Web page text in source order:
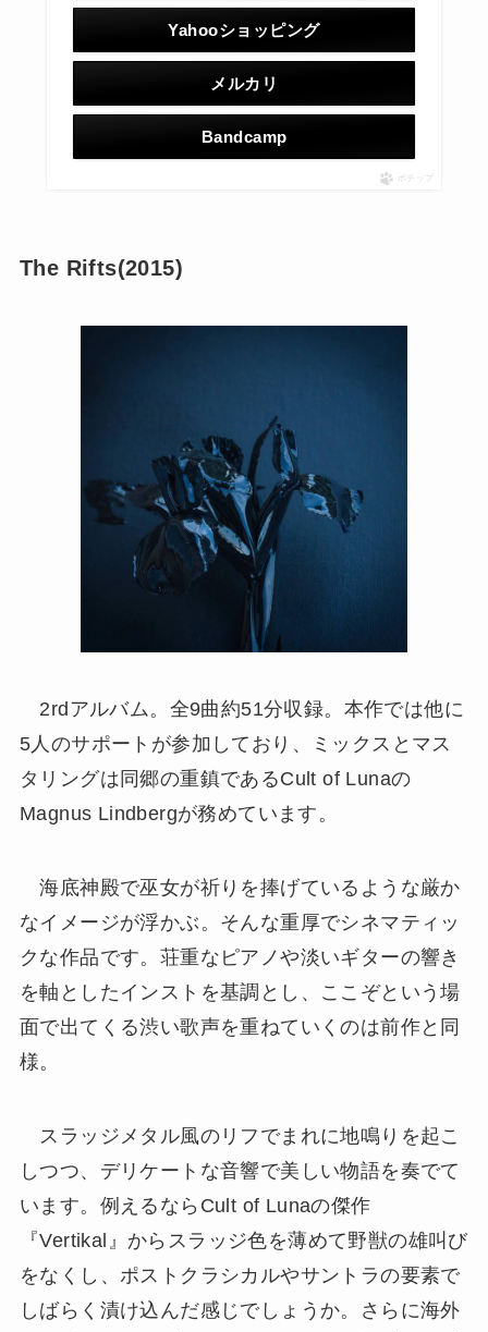
Yahooショッピング
メルカリ
Bandcamp
ポチップ
The Rifts(2015)
2rdアルバム。全9曲約51分収録。本作では他に
5人のサポートが参加しており、ミックスとマス
タリングは同郷の重鎮であるCult of Lunaの
Magnus Lindbergが務めています。
海底神殿で巫女が祈りを捧げているような厳か
なイメージが浮かぶ。そんな重厚でシネマティッ
クな作品です。荘重なピアノや淡いギターの響き
を軸としたインストを基調とし、ここぞという場
面で出てくる渋い歌声を重ねていくのは前作と同
様。
スラッジメタル風のリフでまれに地鳴りを起こ
しつつ、デリケートな音響で美しい物語を奏でて
います。例えるならCult of Lunaの傑作
『Vertikal』からスラッジ色を薄めて野獣の雄叫び
をなくし、ポストクラシカルやサントラの要素で
しばらく漬け込んだ感じでしょうか。さらに海外